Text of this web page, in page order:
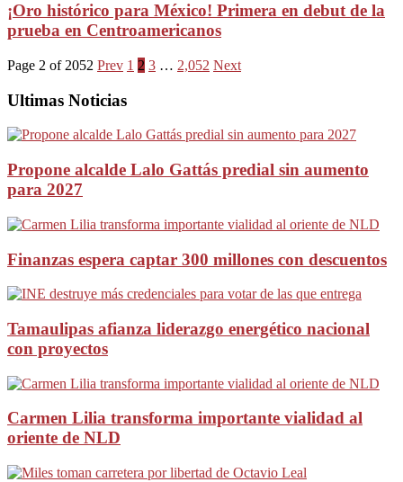
¡Oro histórico para México! Primera en debut de la
prueba en Centroamericanos
Page 2 of 2052 Prev 1 2 3 … 2,052 Next
Ultimas Noticias
Propone alcalde Lalo Gattás predial sin aumento
para 2027
Finanzas espera captar 300 millones con descuentos
Tamaulipas afianza liderazgo energético nacional
con proyectos
Carmen Lilia transforma importante vialidad al
oriente de NLD